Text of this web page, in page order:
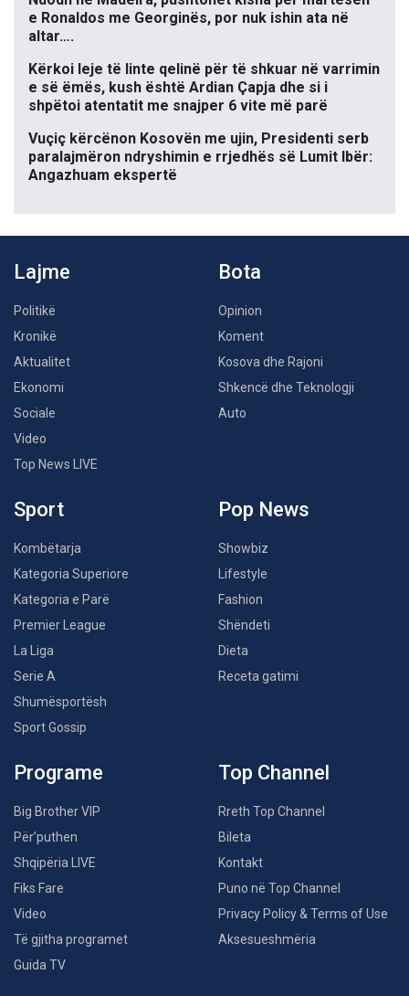
e Ronaldos me Georginës, por nuk ishin ata në
altar….
Kërkoi leje të linte qelinë për të shkuar në varrimin
e së ëmës, kush është Ardian Çapja dhe si i
shpëtoi atentatit me snajper 6 vite më parë
Vuçiç kërcënon Kosovën me ujin, Presidenti serb
paralajmëron ndryshimin e rrjedhës së Lumit Ibër:
Angazhuam ekspertë
Lajme
Politikë
Kronikë
Aktualitet
Ekonomi
Sociale
Video
Top News LIVE
Bota
Opinion
Koment
Kosova dhe Rajoni
Shkencë dhe Teknologji
Auto
Sport
Kombëtarja
Kategoria Superiore
Kategoria e Parë
Premier League
La Liga
Serie A
Shumësportësh
Sport Gossip
Pop News
Showbiz
Lifestyle
Fashion
Shëndeti
Dieta
Receta gatimi
Programe
Big Brother VIP
Për’puthen
Shqipëria LIVE
Fiks Fare
Video
Të gjitha programet
Guida TV
Top Channel
Rreth Top Channel
Bileta
Kontakt
Puno në Top Channel
Privacy Policy & Terms of Use
Aksesueshmëria